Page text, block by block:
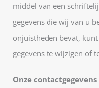
middel van een
gegevens die wij van u
onjuistheden bevat,
gegevens te wijzigen of
Onze contactgegevens